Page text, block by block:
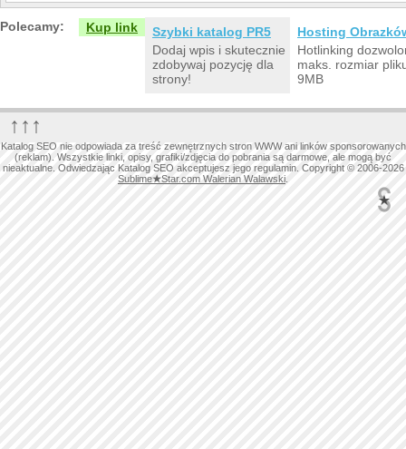
Polecamy: Kup link
Szybki katalog PR5
Dodaj wpis i skutecznie
zdobywaj pozycję dla
strony!
Hosting
Hotlinking
maks. rozmiar
9MB
↑↑↑
Katalog SEO nie odpowiada za treść zewnętrznych stron WWW ani linków sponsorowanych
(reklam). Wszystkie linki, opisy, grafiki/zdjęcia do pobrania są darmowe, ale mogą być
nieaktualne. Odwiedzając Katalog SEO akceptujesz jego regulamin. Copyright © 2006-2026
Sublime★Star.com Walerian Walawski